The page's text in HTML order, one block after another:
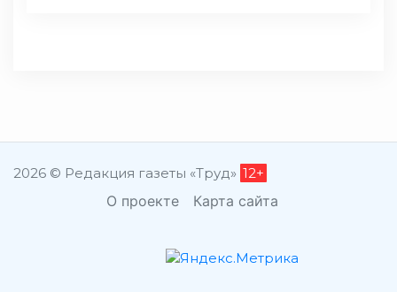
2026 © Редакция газеты «Труд» 12+
О проекте Карта сайта